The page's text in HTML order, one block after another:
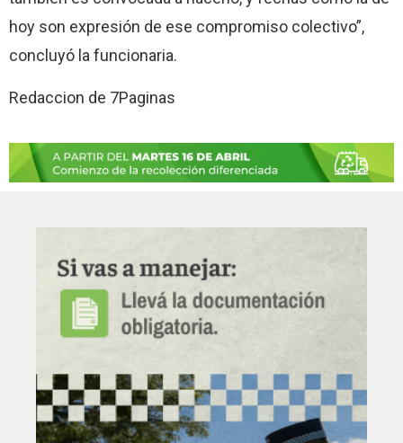
hoy son expresión de ese compromiso colectivo”,
concluyó la funcionaria.
Redaccion de 7Paginas